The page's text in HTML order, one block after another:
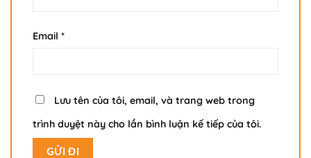
Email *
Lưu tên của tôi, email, và trang web trong
trình duyệt này cho lần bình luận kế tiếp của tôi.